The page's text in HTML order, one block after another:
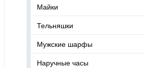
Майки
Тельняшки
Мужские шарфы
Наручные часы